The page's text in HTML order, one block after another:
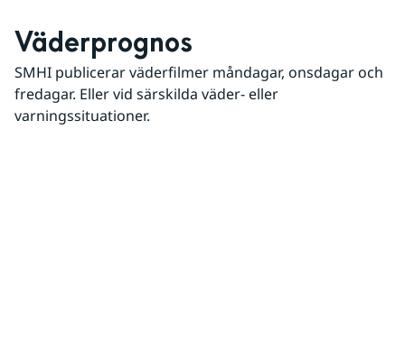
Väderprognos
SMHI publicerar väderfilmer måndagar, onsdagar och
fredagar. Eller vid särskilda väder- eller
varningssituationer.